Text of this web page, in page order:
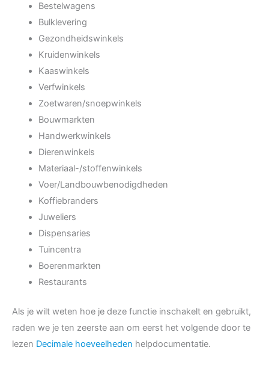
Bestelwagens
Bulklevering
Gezondheidswinkels
Kruidenwinkels
Kaaswinkels
Verfwinkels
Zoetwaren/snoepwinkels
Bouwmarkten
Handwerkwinkels
Dierenwinkels
Materiaal-/stoffenwinkels
Voer/Landbouwbenodigdheden
Koffiebranders
Juweliers
Dispensaries
Tuincentra
Boerenmarkten
Restaurants
Als je wilt weten hoe je deze functie inschakelt en gebruikt,
raden we je ten zeerste aan om eerst het volgende door te
lezen Decimale hoeveelheden helpdocumentatie.